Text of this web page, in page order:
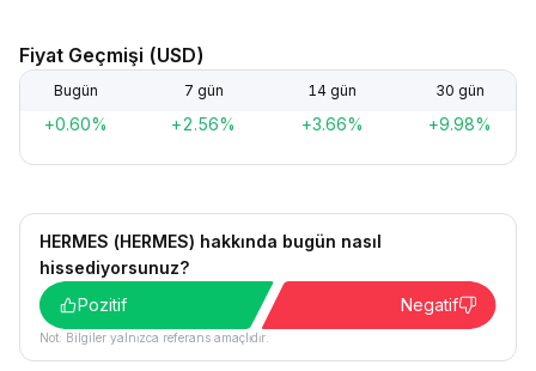
Fiyat Geçmişi (USD)
Bugün 7 gün 14 gün 30 gün
+0.60% +2.56% +3.66% +9.98%
HERMES (HERMES) hakkında bugün nasıl
hissediyorsunuz?
Pozitif
Negatif
Not: Bilgiler yalnızca referans amaçlıdır.